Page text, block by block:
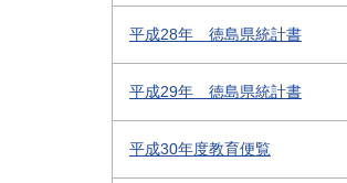
平成28年 徳島県統計書
平成29年 徳島県統計書
平成30年度教育便覧